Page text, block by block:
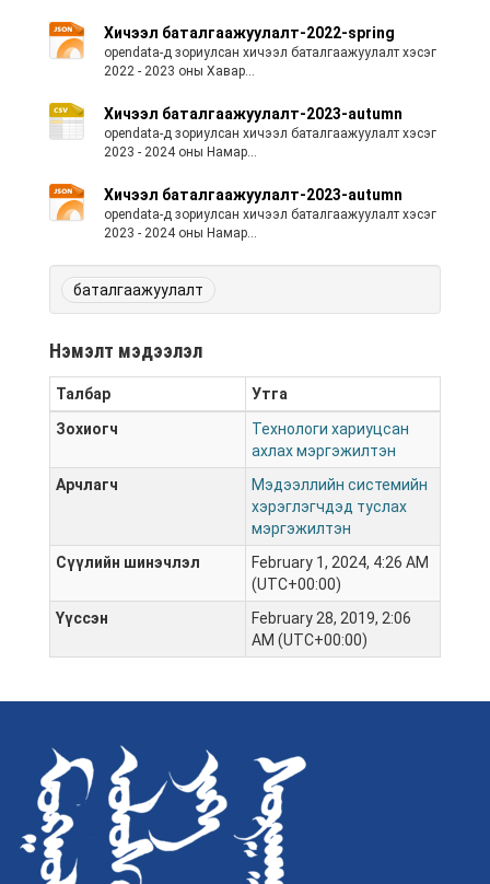
Хичээл баталгаажуулалт-2022-spring
opendata-д зориулсан хичээл баталгаажуулалт хэсэг
2022 - 2023 оны Хавар...
Хичээл баталгаажуулалт-2023-autumn
opendata-д зориулсан хичээл баталгаажуулалт хэсэг
2023 - 2024 оны Намар...
Хичээл баталгаажуулалт-2023-autumn
opendata-д зориулсан хичээл баталгаажуулалт хэсэг
2023 - 2024 оны Намар...
баталгаажуулалт
Нэмэлт мэдээлэл
Талбар
Утга
Зохиогч
Технологи хариуцсан
ахлах мэргэжилтэн
Арчлагч
Мэдээллийн системийн
хэрэглэгчдэд туслах
мэргэжилтэн
Сүүлийн шинэчлэл
February 1, 2024, 4:26 AM
(UTC+00:00)
Үүссэн
February 28, 2019, 2:06
AM (UTC+00:00)